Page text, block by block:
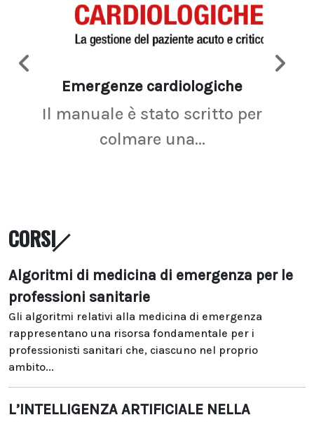
Emergenze cardiologiche
Il manuale è stato scritto per
colmare una...
CORSI
Algoritmi di medicina di emergenza per le
professioni sanitarie
Gli algoritmi relativi alla medicina di emergenza
rappresentano una risorsa fondamentale per i
professionisti sanitari che, ciascuno nel proprio
ambito...
L’INTELLIGENZA ARTIFICIALE NELLA